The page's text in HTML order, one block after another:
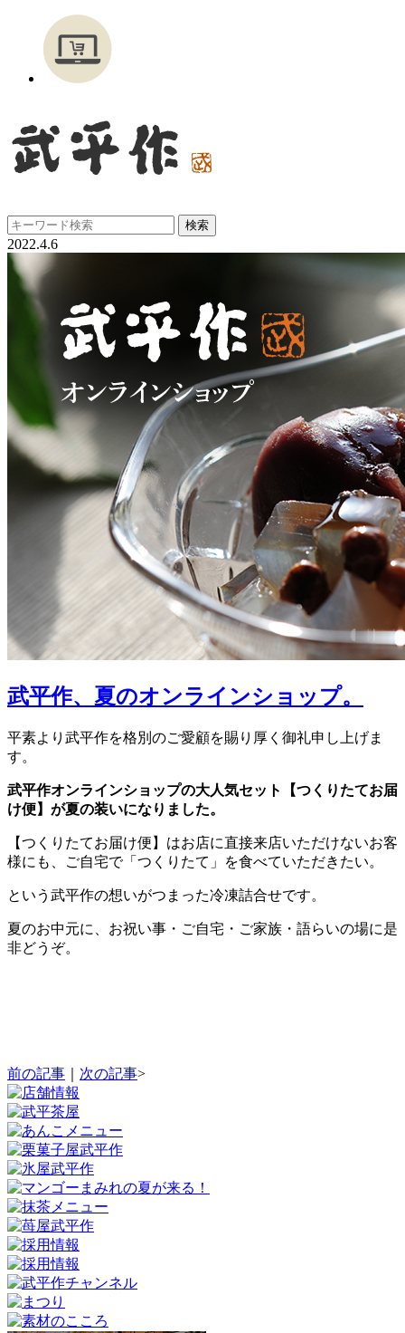
2022.4.6
武平作、夏のオンラインショップ。
平素より武平作を格別のご愛顧を賜り厚く御礼申し上げま
す。
武平作オンラインショップの大人気セット【つくりたてお届
け便】が夏の装いになりました。
【つくりたてお届け便】はお店に直接来店いただけないお客
様にも、ご自宅で「つくりたて」を食べていただきたい。
という武平作の想いがつまった冷凍詰合せです。
夏のお中元に、お祝い事・ご自宅・ご家族・語らいの場に是
非どうぞ。
前の記事 次の記事>